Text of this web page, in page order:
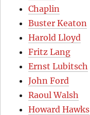
Chaplin
Buster Keaton
Harold Lloyd
Fritz Lang
Ernst Lubitsch
John Ford
Raoul Walsh
Howard Hawks